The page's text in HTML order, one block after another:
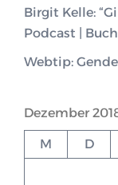
Birgit Kelle:
Podcast |
Webtip:
Dezember
M D